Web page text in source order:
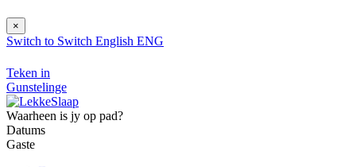
×
Switch to Switch English ENG
Teken in
Gunstelinge
Waarheen is jy op pad?
Datums
Gaste